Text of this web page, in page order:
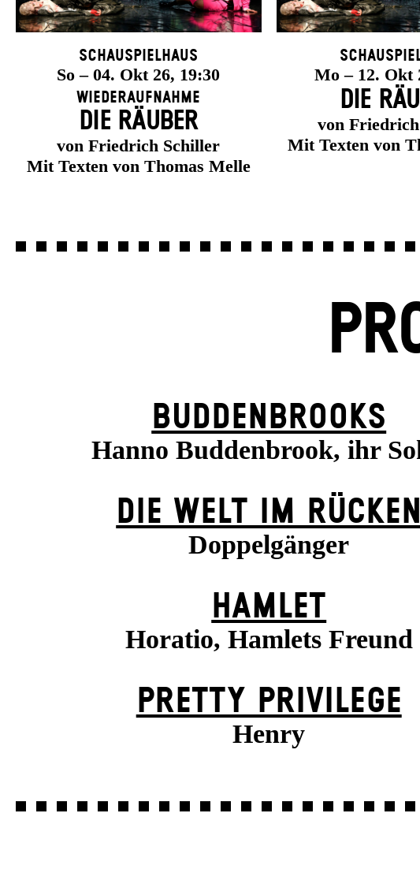
Schauspielhaus
So – 04. Okt 26, 19:30
Wiederaufnahme
DIE RÄUBER
von Friedrich Schiller
Mit Texten von Thomas Melle
Mo – 12. Okt
DIE
von
Mit Texten von
BUDDENBROOKS
Hanno Buddenbrook, ihr
DIE WELT IM RÜCKEN
Doppelgänger
HAMLET
Horatio, Hamlets Freund
PRETTY PRIVILEGE
Henry